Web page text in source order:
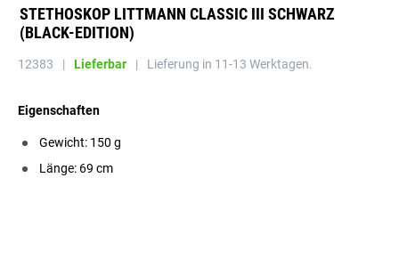
STETHOSKOP LITTMANN CLASSIC III SCHWARZ
(BLACK-EDITION)
12383 | Lieferbar | Lieferung in 11-13 Werktagen.
Eigenschaften
Gewicht: 150 g
Länge: 69 cm